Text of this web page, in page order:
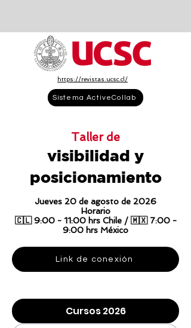
https://revistas.ucsc.cl/
Sistema ActiveCollab
Taller de
visibilidad y
posicionamiento
Jueves 20 de agosto de 2026
Horario
🇨🇱 9:00 - 11:00 hrs Chile / 🇲🇽 7:00 -
9:00 hrs México
Link de conexión
Cursos 2026